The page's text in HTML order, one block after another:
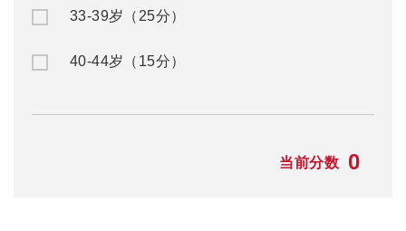
33-39岁（25分）
40-44岁（15分）
当前分数 0